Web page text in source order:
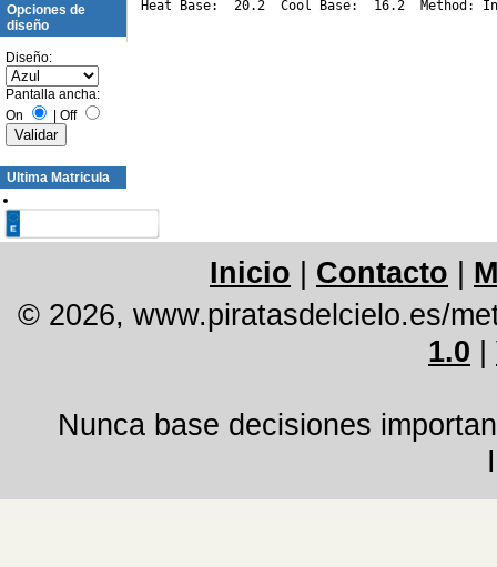
Opciones de
diseño
Diseño:
Pantalla ancha:
On
| Off
Ultima Matricula
Inicio Contacto
© 2026, www.piratasdelcielo.es/
1.0
Nunca base decisiones